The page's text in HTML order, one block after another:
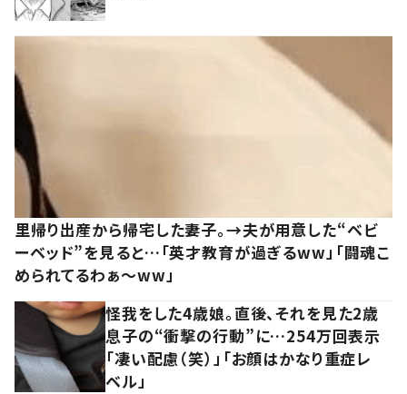
里帰り出産から帰宅した妻子。→夫が用意した“ベビ
ーベッド”を見ると…「英才教育が過ぎるww」「闘魂こ
められてるわぁ～ww」
怪我をした4歳娘。直後、それを見た2歳
息子の“衝撃の行動”に…254万回表示
「凄い配慮（笑）」「お顔はかなり重症レ
ベル」